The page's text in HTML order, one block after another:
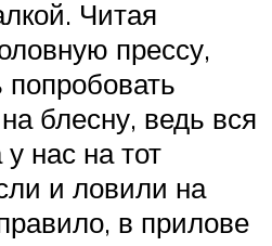
Читая
прессу,
попробовать
блесну, ведь вся
нас на тот
и ловили на
в прилове